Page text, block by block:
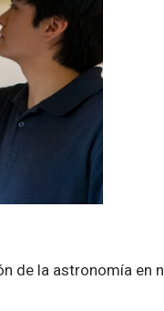
de la astronomía en